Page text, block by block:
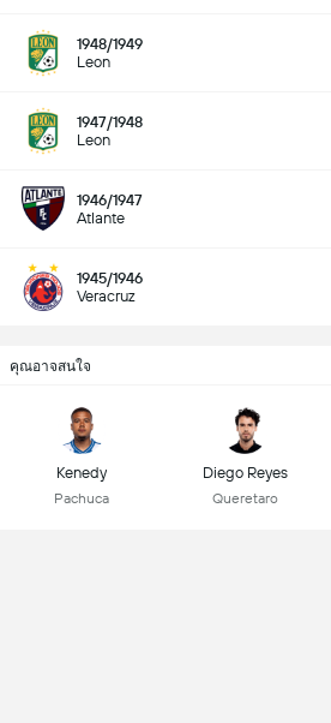
1948/1949
Leon
1947/1948
Leon
1946/1947
Atlante
1945/1946
Veracruz
คุณอาจสนใจ
Kenedy
Pachuca
Diego Reyes
Queretaro